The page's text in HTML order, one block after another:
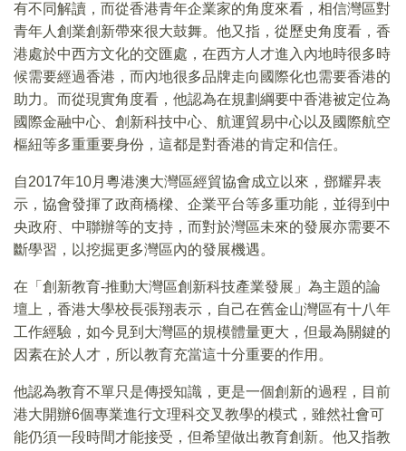
有不同解讀，而從香港青年企業家的角度來看，相信灣區對
青年人創業創新帶來很大鼓舞。他又指，從歷史角度看，香
港處於中西方文化的交匯處，在西方人才進入內地時很多時
候需要經過香港，而內地很多品牌走向國際化也需要香港的
助力。而從現實角度看，他認為在規劃綱要中香港被定位為
國際金融中心、創新科技中心、航運貿易中心以及國際航空
樞紐等多重重要身份，這都是對香港的肯定和信任。
自2017年10月粵港澳大灣區經貿協會成立以來，鄧耀昇表
示，協會發揮了政商橋樑、企業平台等多重功能，並得到中
央政府、中聯辦等的支持，而對於灣區未來的發展亦需要不
斷學習，以挖掘更多灣區內的發展機遇。
在「創新教育-推動大灣區創新科技產業發展」為主題的論
壇上，香港大學校長張翔表示，自己在舊金山灣區有十八年
工作經驗，如今見到大灣區的規模體量更大，但最為關鍵的
因素在於人才，所以教育充當這十分重要的作用。
他認為教育不單只是傳授知識，更是一個創新的過程，目前
港大開辦6個專業進行文理科交叉教學的模式，雖然社會可
能仍須一段時間才能接受，但希望做出教育創新。他又指教